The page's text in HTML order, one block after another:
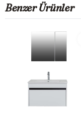
Benzer Ürünler